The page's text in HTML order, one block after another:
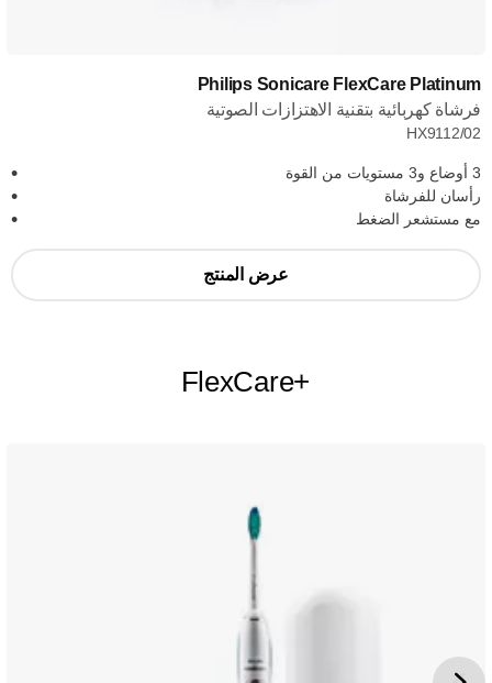
Philips Sonicare FlexCare Platinum
فرشاة كهربائية بتقنية الاهتزازات الصوتية
HX9112/02
3 أوضاع و3 مستويات من القوة
رأسان للفرشاة
مع مستشعر الضغط
عرض المنتج
FlexCare+‎